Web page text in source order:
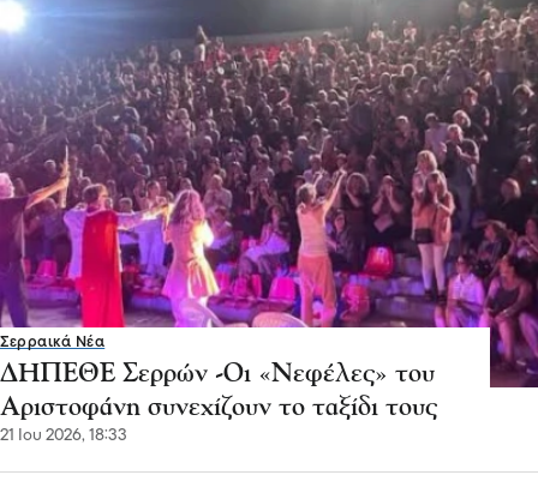
Σερραικά Νέα
ΔΗΠΕΘΕ Σερρών -Οι «Νεφέλες» του
Αριστοφάνη συνεχίζουν το ταξίδι τους
21 Ιου 2026, 18:33